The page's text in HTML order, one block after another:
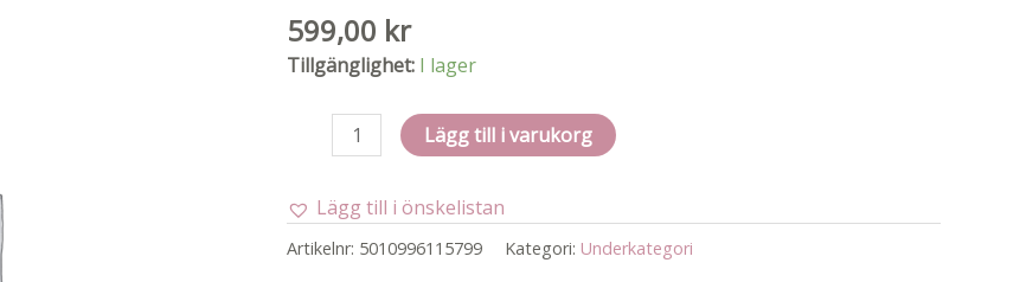
599,00 kr
Tillgänglighet: I lager
ultimate
starter
Lägg till i varukorg
Lägg till i önskelistan
Artikelnr: 5010996115799 Kategori: Underkategori